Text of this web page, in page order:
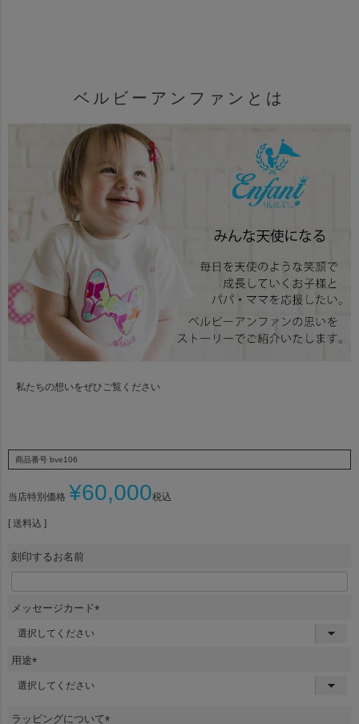
名前札☆刻印サービス
ベルビーアンファンとは
私たちの想いをぜひご覧ください
商品番号 bve106
当店特別価格 ¥60,000税込
送料込
刻印するお名前
メッセージカード
用途
(
必
ラッピングについて